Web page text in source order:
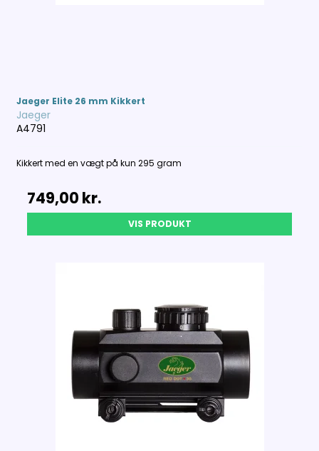
Jaeger Elite 26 mm Kikkert
Jaeger
A4791
Kikkert med en vægt på kun 295 gram
749,00 kr.
VIS PRODUKT